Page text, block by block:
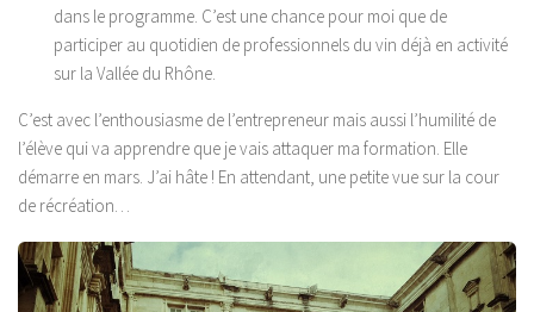
dans le programme. C’est une chance pour moi que de
participer au quotidien de professionnels du vin déjà en activité
sur la Vallée du Rhône.
C’est avec l’enthousiasme de l’entrepreneur mais aussi l’humilité de
l’élève qui va apprendre que je vais attaquer ma formation. Elle
démarre en mars. J’ai hâte ! En attendant, une petite vue sur la cour
de récréation…